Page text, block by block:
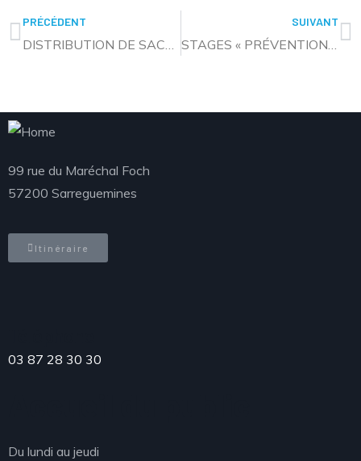
PRÉCÉDENT
DISTRIBUTION DE SACS MULTIFLUX : CHANGEMENT DE LIEU POUR ERNESTVILLER
SUIVANT
STAGES « PRÉVENTION NOYADE » AU CENTRE NAUTIQUE : LES DATES DU MOIS D’AOÛT
99 rue du Maréchal Foch
57200 Sarreguemines
Itinéraire
03 87 28 30 30
Du lundi au jeudi